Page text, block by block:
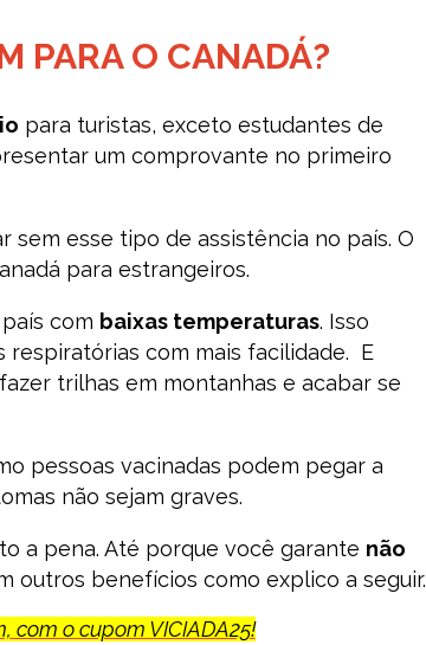
PARA O CANADÁ?
para turistas, exceto estudantes de
um comprovante no primeiro
sem esse tipo de assistência no país. O
para estrangeiros.
com baixas temperaturas. Isso
com mais facilidade. E
trilhas em montanhas e acabar se
pessoas vacinadas podem pegar a
não sejam graves.
a pena. Até porque você garante não
outros benefícios como explico a seguir.
com o cupom VICIADA25!